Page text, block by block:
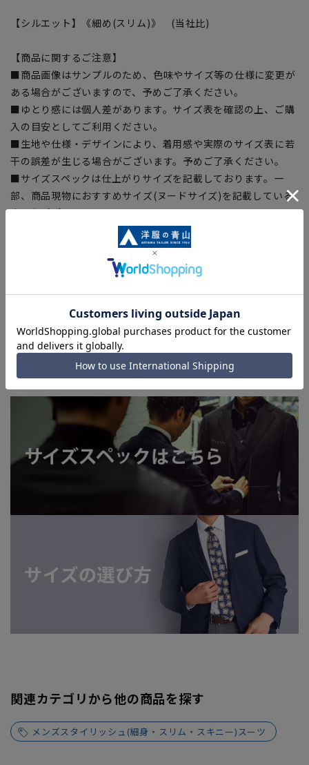
【シルエット】《細め(スリム)》 (当社比)
【商品に関するご注意】
■商品画像はサンプルのため、色味やサイズ等の仕様に変更が
ある場合がございますので、予めご了承ください。
■ゆとり感には個人差があります。サイズ表を確認の上、ご購
入の目安としてご利用ください。
■生地や仕様・デザインにより、着用感や実際のサイズ表に若
干の誤差が生じる場合がございます。予めご了承ください。
■サイズスペックは仕上がりサイズを記載しております。一
部、商品現物におすすめサイズ(ヌードサイズ)を記載している
商品もございます。
■ブラウザやお使いのモニター環境、また撮影時の室内外の光
加減により、実際の商品と掲載画像の色味が異なる場合がござ
■店舗や各モールサイトと商品在庫を共有しております関係
上、ご注文いただいたタイミングにより欠品が発生し、ご注文
を完了できない場合がございます。予めご了承ください。
■お急ぎ発送のご注文につきましても、ご注文のタイミングに
よってはお急ぎ発送サービスを選択できない場合がございま
関連カテゴリから他の商品を探す
メンズスタイリッシュ(細身・スリム・スキニー)スーツ